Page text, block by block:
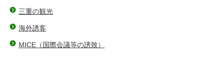
三重の観光
海外誘客
MICE（国際会議等の誘致）